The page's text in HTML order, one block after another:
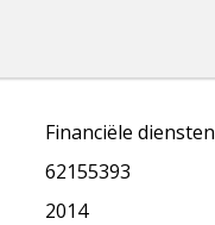
Financiële diensten
62155393
2014